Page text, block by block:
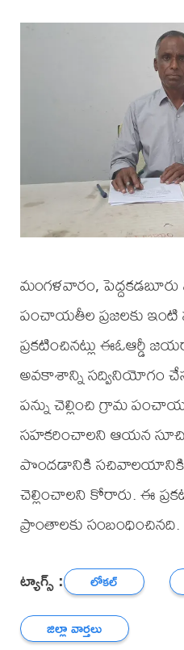
మంగళవారం,
పంచాయతీల ప్రజలకు
ప్రకటించినట్లు ఈఓఆర్డీ
అవకాశాన్ని సద్వినియోగం
పన్ను చెల్లించి గ్రామ
సహకరించాలని ఆయన
పొందడానికి సచివాలయానికి
చెల్లించాలని కోరారు. ఈ
ప్రాంతాలకు సంబంధించినది.
ట్యాగ్స్ : లోకల్
జిల్లా వార్తలు